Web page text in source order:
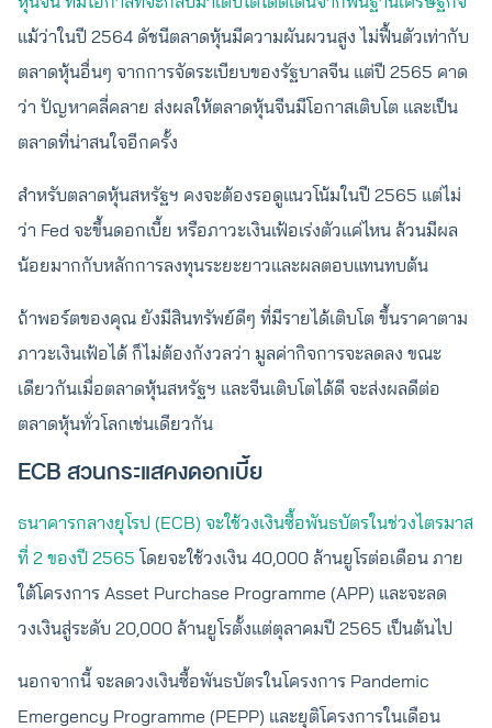
แม้ว่าในปี 2564 ดัชนีตลาดหุ้นมีความผันผวนสูง ไม่ฟื้นตัวเท่ากับ
ตลาดหุ้นอื่นๆ จากการจัดระเบียบของรัฐบาลจีน แต่ปี 2565 คาด
ว่า ปัญหาคลี่คลาย ส่งผลให้ตลาดหุ้นจีนมีโอกาสเติบโต และเป็น
ตลาดที่น่าสนใจอีกครั้ง
สำหรับตลาดหุ้นสหรัฐฯ คงจะต้องรอดูแนวโน้มในปี 2565 แต่ไม่
ว่า Fed จะขึ้นดอกเบี้ย หรือภาวะเงินเฟ้อเร่งตัวแค่ไหน ล้วนมีผล
น้อยมากกับหลักการลงทุนระยะยาวและผลตอบแทนทบต้น
ถ้าพอร์ตของคุณ ยังมีสินทรัพย์ดีๆ ที่มีรายได้เติบโต ขึ้นราคาตาม
ภาวะเงินเฟ้อได้ ก็ไม่ต้องกังวลว่า มูลค่ากิจการจะลดลง ขณะ
เดียวกันเมื่อตลาดหุ้นสหรัฐฯ และจีนเติบโตได้ดี จะส่งผลดีต่อ
ตลาดหุ้นทั่วโลกเช่นเดียวกัน
ECB สวนกระแสคงดอกเบี้ย
ธนาคารกลางยุโรป (ECB) จะใช้วงเงินซื้อพันธบัตรในช่วงไตรมาส
ที่ 2 ของปี 2565 โดยจะใช้วงเงิน 40,000 ล้านยูโรต่อเดือน ภาย
ใต้โครงการ Asset Purchase Programme (APP) และจะลด
วงเงินสู่ระดับ 20,000 ล้านยูโรตั้งแต่ตุลาคมปี 2565 เป็นต้นไป
นอกจากนี้ จะลดวงเงินซื้อพันธบัตรในโครงการ Pandemic
Emergency Programme (PEPP) และยุติโครงการในเดือน